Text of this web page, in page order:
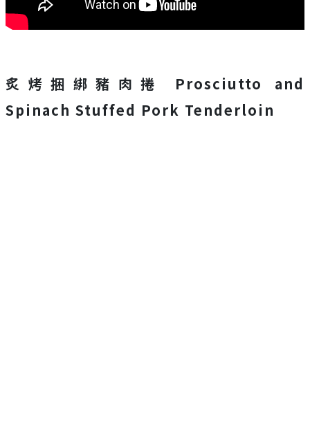
炙烤捆綁豬肉捲 Prosciutto and
Spinach Stuffed Pork Tenderloin